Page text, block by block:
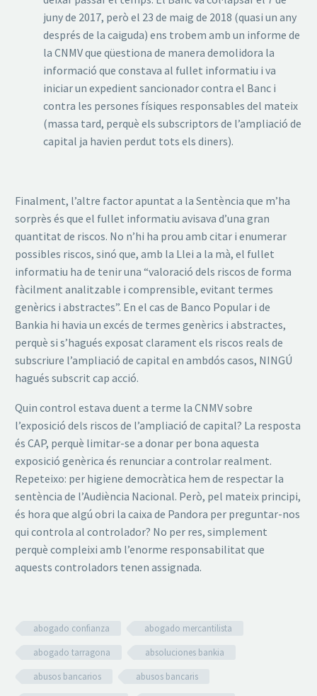
juny de 2017, però el 23 de maig de 2018 (quasi un any
després de la caiguda) ens trobem amb un informe de
la CNMV que qüestiona de manera demolidora la
informació que constava al fullet informatiu i va
iniciar un expedient sancionador contra el Banc i
contra les persones físiques responsables del mateix
(massa tard, perquè els subscriptors de l’ampliació de
capital ja havien perdut tots els diners).
Finalment, l’altre factor apuntat a la Sentència que m’ha
sorprès és que el fullet informatiu avisava d’una gran
quantitat de riscos. No n’hi ha prou amb citar i enumerar
possibles riscos, sinó que, amb la Llei a la mà, el fullet
informatiu ha de tenir una “valoració dels riscos de forma
fàcilment analitzable i comprensible, evitant termes
genèrics i abstractes”. En el cas de Banco Popular i de
Bankia hi havia un excés de termes genèrics i abstractes,
perquè si s’hagués exposat clarament els riscos reals de
subscriure l’ampliació de capital en ambdós casos, NINGÚ
hagués subscrit cap acció.
Quin control estava duent a terme la CNMV sobre
l’exposició dels riscos de l’ampliació de capital? La resposta
és CAP, perquè limitar-se a donar per bona aquesta
exposició genèrica és renunciar a controlar realment.
Repeteixo: per higiene democràtica hem de respectar la
sentència de l’Audiència Nacional. Però, pel mateix principi,
és hora que algú obri la caixa de Pandora per preguntar-nos
qui controla al controlador? No per res, simplement
perquè compleixi amb l’enorme responsabilitat que
aquests controladors tenen assignada.
abogado confianza
abogado mercantilista
abogado tarragona
absoluciones bankia
abusos bancarios
abusos bancaris